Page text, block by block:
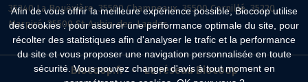
Afin de vous offrir la meilleure expérience possible, Biocoop utilise
des cookies : pour assurer une performance optimale du site, pour
récolter des statistiques afin d'analyser le trafic et la performance
du site et vous proposer une navigation personnalisée en toute
sécurité. Vous pouvez changer d'avis à tout moment en
35340 La Bouëxière, 35500 Champeaux, 35500 Cornillé, 35220
Marpiré, 35500 St-Aubin-des-Landes
Biocoop.fr Le réseau Biocoop